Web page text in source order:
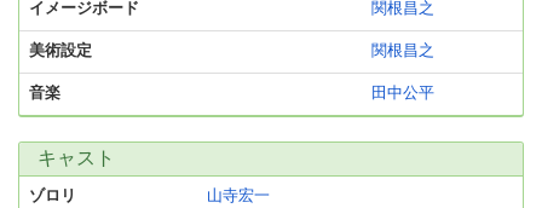
イメージボード 関根昌之
美術設定 関根昌之
音楽 田中公平
キャスト
ゾロリ 山寺宏一